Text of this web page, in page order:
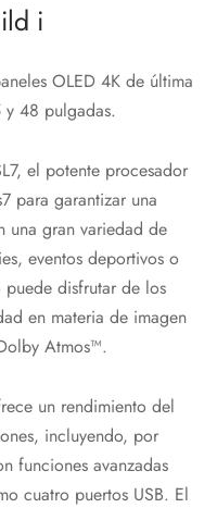
i
OLED 4K de última
48 pulgadas.
el potente procesador
para garantizar una
una gran variedad de
eventos deportivos o
disfrutar de los
en materia de imagen
Atmos™.
un rendimiento del
incluyendo, por
funciones avanzadas
cuatro puertos USB. El